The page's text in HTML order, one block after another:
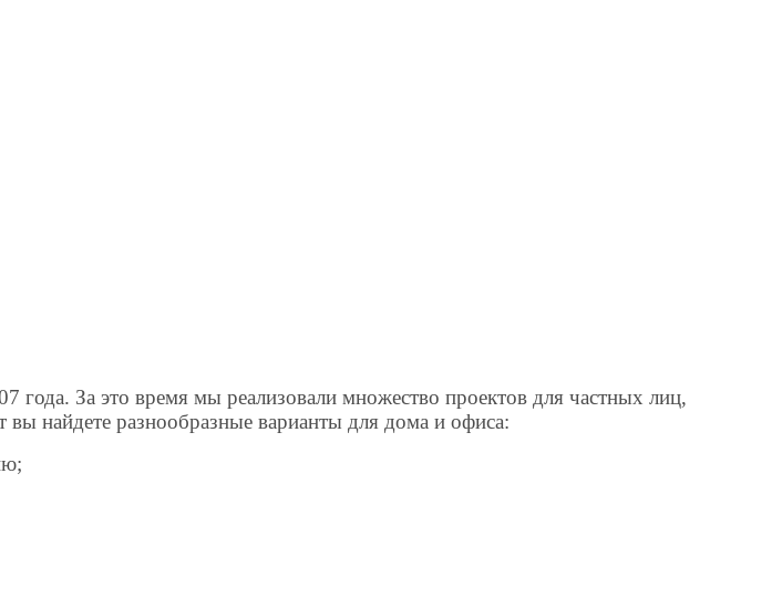
года. За это время мы реализовали множество проектов для частных лиц,
найдете разнообразные варианты для дома и офиса: